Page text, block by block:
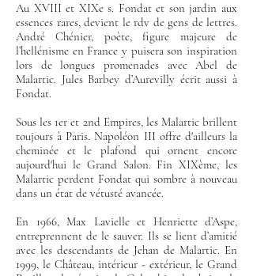
Au XVIII et XIXe s. Fondat et son jardin aux
essences rares, devient le rdv de gens de lettres.
André Chénier, poète, figure majeure de
l’hellénisme en France y puisera son inspiration
lors de longues promenades avec Abel de
Malartic. Jules Barbey d’Aurevilly écrit aussi à
Fondat.
Sous les 1er et 2nd Empires, les Malartic brillent
toujours à Paris. Napoléon III offre d'ailleurs la
cheminée et le plafond qui ornent encore
aujourd'hui le Grand Salon. Fin XIXème, les
Malartic perdent Fondat qui sombre à nouveau
dans un état de vétusté avancée.
En 1966, Max Lavielle et Henriette d’Aspe,
entreprennent de le sauver. Ils se lient d’amitié
avec les descendants de Jehan de Malartic. En
1999, le Château, intérieur - extérieur, le Grand